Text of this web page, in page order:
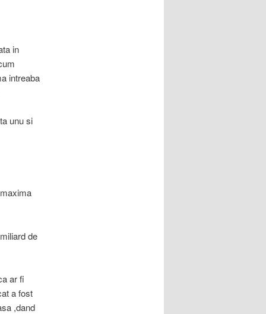
in
intreaba
unu si
de
ar fi
a fost
,dand